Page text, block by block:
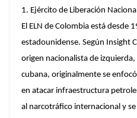
1. Ejército de Liberación
El ELN de Colombia está desde
estadounidense. Según Insight
origen nacionalista de
cubana, originalmente se
en atacar infraestructura
al narcotráfico internacional y